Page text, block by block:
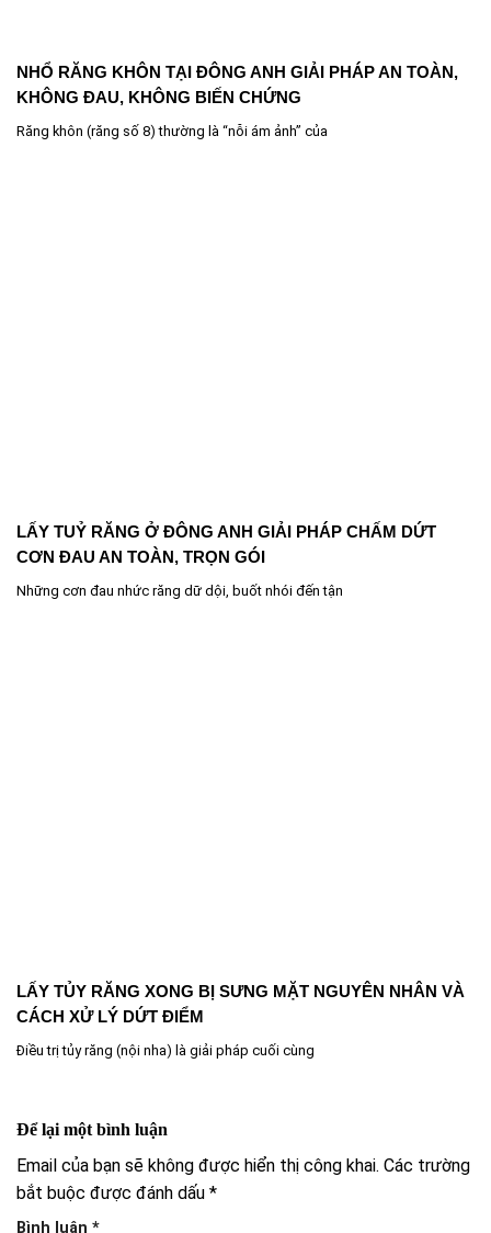
NHỔ RĂNG KHÔN TẠI ĐÔNG ANH GIẢI PHÁP AN TOÀN,
KHÔNG ĐAU, KHÔNG BIẾN CHỨNG
Răng khôn (răng số 8) thường là “nỗi ám ảnh” của
LẤY TUỶ RĂNG Ở ĐÔNG ANH GIẢI PHÁP CHẤM DỨT
CƠN ĐAU AN TOÀN, TRỌN GÓI
Những cơn đau nhức răng dữ dội, buốt nhói đến tận
LẤY TỦY RĂNG XONG BỊ SƯNG MẶT NGUYÊN NHÂN VÀ
CÁCH XỬ LÝ DỨT ĐIỂM
Điều trị tủy răng (nội nha) là giải pháp cuối cùng
Để lại một bình luận
Email của bạn sẽ không được hiển thị công khai. Các trường
bắt buộc được đánh dấu *
Bình luận *